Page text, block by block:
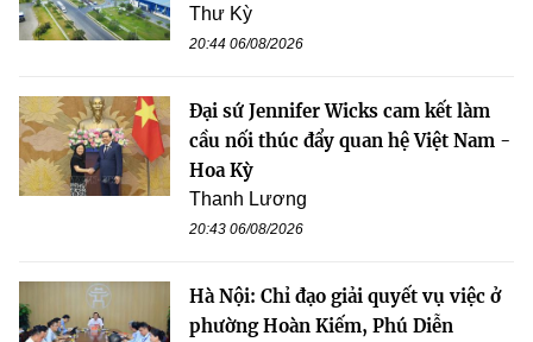
Thư Kỳ
20:44 06/08/2026
Đại sứ Jennifer Wicks cam kết làm
cầu nối thúc đẩy quan hệ Việt Nam -
Hoa Kỳ
Thanh Lương
20:43 06/08/2026
Hà Nội: Chỉ đạo giải quyết vụ việc ở
phường Hoàn Kiếm, Phú Diễn